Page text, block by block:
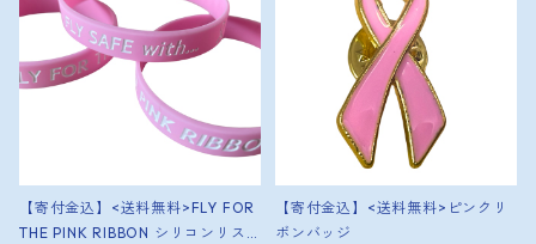
【寄付金込】<送料無料>FLY FOR
THE PINK RIBBON シリコンリス
【寄付金込】<送料無料>ピンクリ
ボンバッジ